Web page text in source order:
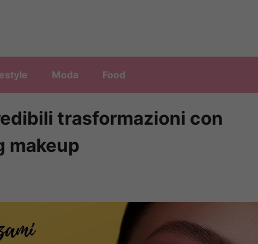
Moda Food
trasformazioni con
makeup